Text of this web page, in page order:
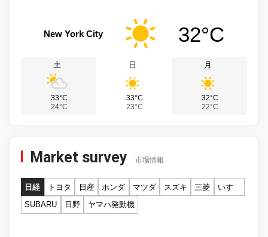
New York City 32°C
土
33°C
24°C
日
33°C
23°C
月
32°C
22°C
Market survey 市場情報
日経 トヨタ 日産 ホンダ マツダ スズキ 三菱
いすゞ
SUBARU
日野 ヤマハ発動機